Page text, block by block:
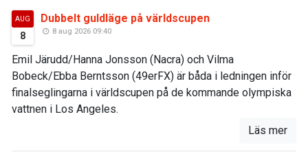
AUG
8
Dubbelt guldläge på världscupen
8 aug 2026 09:40
Emil Järudd/Hanna Jonsson (Nacra) och Vilma
Bobeck/Ebba Berntsson (49erFX) är båda i ledningen inför
finalseglingarna i världscupen på de kommande olympiska
vattnen i Los Angeles.
Läs mer